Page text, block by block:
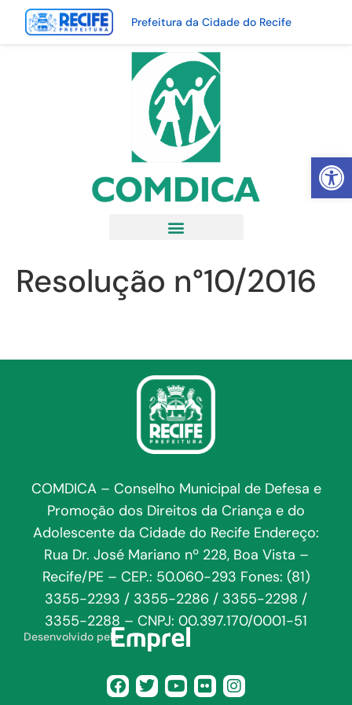
Abrir
Prefeitura da Cidade do Recife
Resolução n°10/2016
COMDICA – Conselho Municipal de Defesa e
Promoção dos Direitos da Criança e do
Adolescente da Cidade do Recife Endereço:
Rua Dr. José Mariano nº 228, Boa Vista –
Recife/PE – CEP.: 50.060-293 Fones: (81)
3355-2293 / 3355-2286 / 3355-2298 /
3355-2288 – CNPJ: 00.397.170/0001-51
Desenvolvido pela